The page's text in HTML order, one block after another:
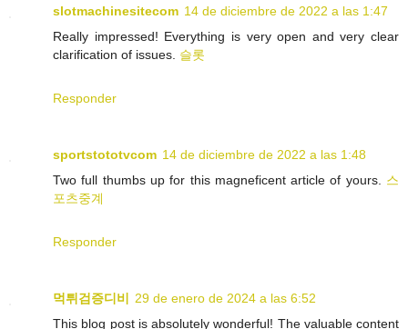
slotmachinesitecom 14 de diciembre de 2022 a las 1:47
Really impressed! Everything is very open and very clear
clarification of issues. 슬롯
Responder
sportstototvcom 14 de diciembre de 2022 a las 1:48
Two full thumbs up for this magneficent article of yours. 스
포츠중계
Responder
먹튀검증디비
29 de enero de 2024 a las 6:52
This blog post is absolutely wonderful! The valuable content